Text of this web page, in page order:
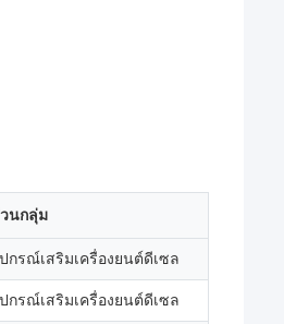
นกลุ่ม
กรณ์เสริมเครื่องยนต์ดีเซล
กรณ์เสริมเครื่องยนต์ดีเซล